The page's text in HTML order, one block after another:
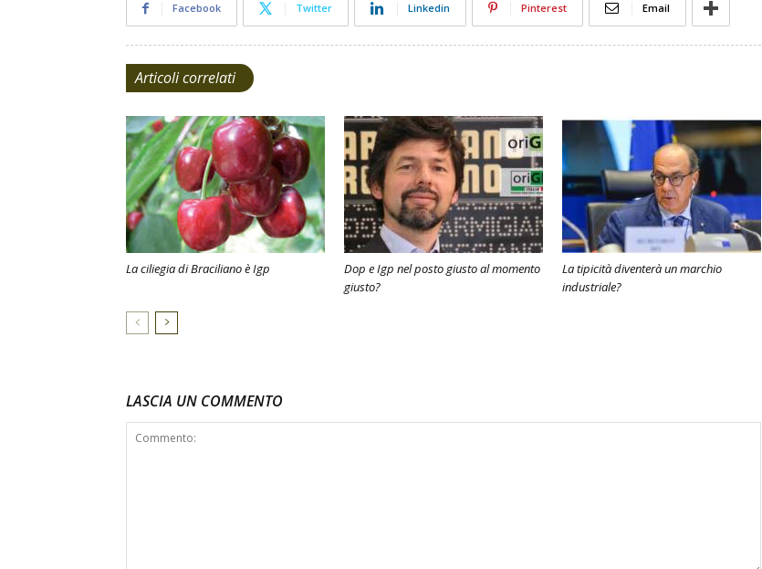
Facebook Twitter Linkedin Pinterest Email
Articoli correlati
La ciliegia di Braciliano è Igp
Dop e Igp nel posto giusto al momento
giusto?
La tipicità diventerà un marchio
industriale?
LASCIA UN COMMENTO